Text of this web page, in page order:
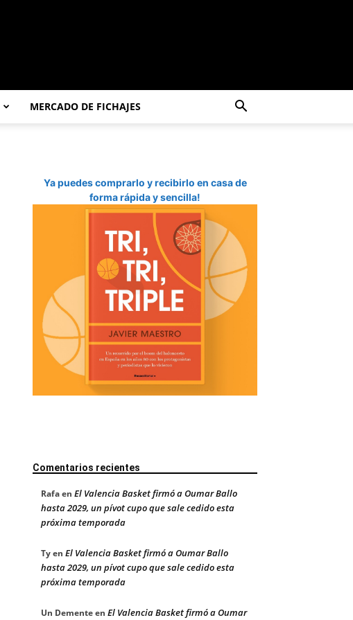
MERCADO DE FICHAJES
Ya puedes comprarlo y recibirlo en casa de
forma rápida y sencilla!
Comentarios recientes
Rafaen El Valencia Basket firmó a Oumar Ballo
hasta 2029, un pívot cupo que sale cedido esta
próxima temporada
Tyen El Valencia Basket firmó a Oumar Ballo
hasta 2029, un pívot cupo que sale cedido esta
próxima temporada
Un Dementeen El Valencia Basket firmó a Oumar